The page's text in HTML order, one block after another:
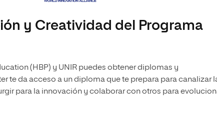
y Creatividad del Programa
(HBP) y UNIR puedes obtener diplomas y
te da acceso a un diploma que te prepara para canalizar
para la innovación y colaborar con otros para